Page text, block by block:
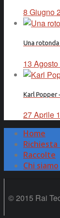
8 Giugno
Una rotonda
13
Karl Popper
27 Aprile
Home
Raccolte
Chi siamo
© 2015 Rai